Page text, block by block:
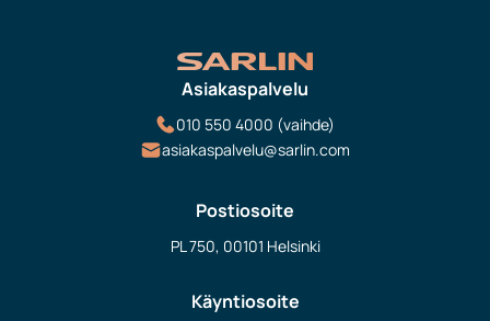
Asiakaspalvelu
010 550 4000 (vaihde)
asiakaspalvelu@sarlin.com
Postiosoite
PL 750, 00101 Helsinki
Käyntiosoite